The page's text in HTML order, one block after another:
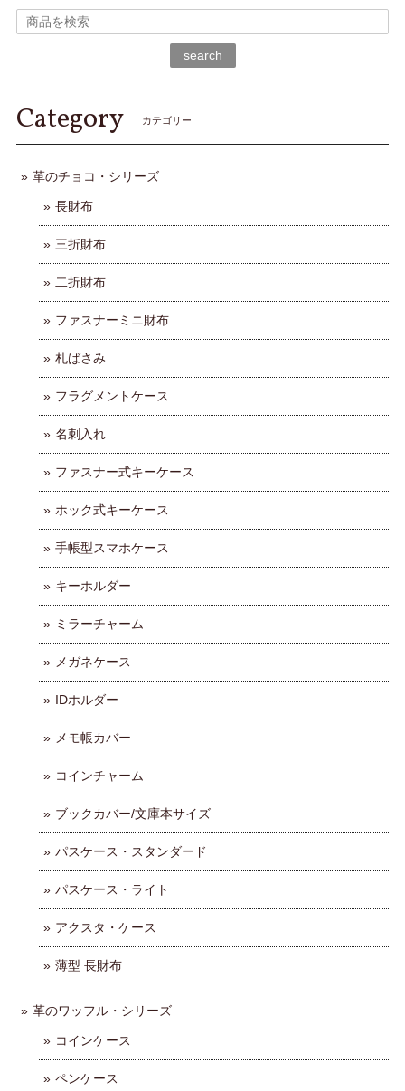
search
Category カテゴリー
革のチョコ・シリーズ
長財布
三折財布
二折財布
ファスナーミニ財布
札ばさみ
フラグメントケース
名刺入れ
ファスナー式キーケース
ホック式キーケース
手帳型スマホケース
キーホルダー
ミラーチャーム
メガネケース
IDホルダー
メモ帳カバー
コインチャーム
ブックカバー/文庫本サイズ
パスケース・スタンダード
パスケース・ライト
アクスタ・ケース
薄型 長財布
革のワッフル・シリーズ
コインケース
ペンケース